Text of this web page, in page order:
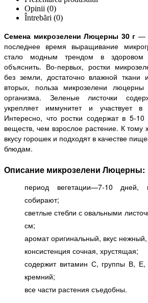
Opinii (0)
Întrebări (0)
Семена микрозелени Люцерны 30 г —
последнее время выращивание
стало модным трендом в здоровом
объяснить. Во-первых, ростки
без земли, достаточно влажной
вторых, польза микрозелени
организма. Зеленые листочки
укрепляет иммунитет и участвует в
Интересно, что ростки содержат в 5-
веществ, чем взрослое растение. К
вкусу горошек и подходят в качестве
блюдам.
Описание микрозелени Люцерны:
период вегетации—7-10 дней,
собирают;
светлые стебли с овальными
см;
аромат оригинальный, вкус
консистенция сочная, хрустящая;
содержит витамин С, группы В,
кремний;
все части растения съедобны.